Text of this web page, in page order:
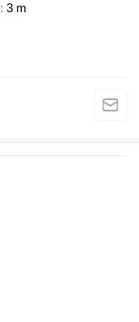
3 m